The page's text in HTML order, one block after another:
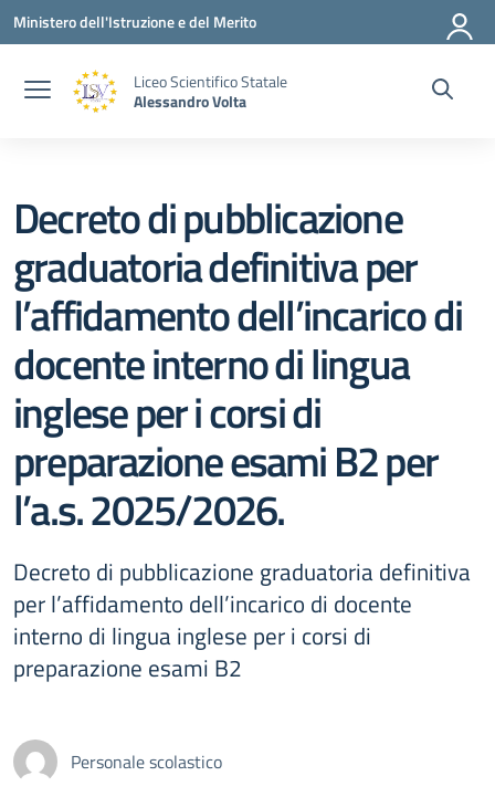
Vai ai contenuti
Vai al menu di navigazione
Vai al footer
Ministero dell'Istruzione e del Merito
Liceo Scientifico Statale
Alessandro Volta
Decreto di pubblicazione
graduatoria definitiva per
l’affidamento dell’incarico di
docente interno di lingua
inglese per i corsi di
preparazione esami B2 per
l’a.s. 2025/2026.
Decreto di pubblicazione graduatoria definitiva
per l’affidamento dell’incarico di docente
interno di lingua inglese per i corsi di
preparazione esami B2
Personale scolastico